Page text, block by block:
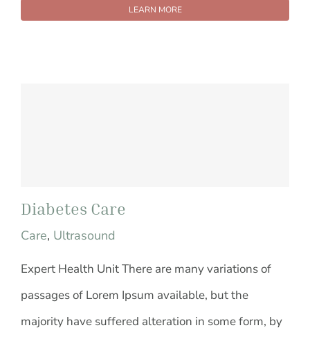
LEARN MORE
Diabetes Care
Care, Ultrasound
Expert Health Unit There are many variations of
passages of Lorem Ipsum available, but the
majority have suffered alteration in some form, by